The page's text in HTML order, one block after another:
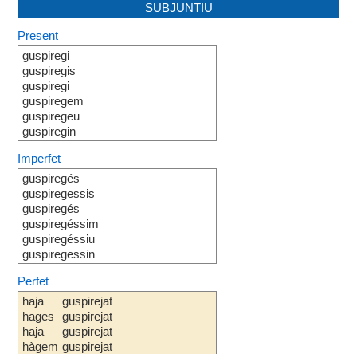
SUBJUNTIU
Present
guspiregi
guspiregis
guspiregi
guspiregem
guspiregeu
guspiregin
Imperfet
guspiregés
guspiregessis
guspiregés
guspiregéssim
guspiregéssiu
guspiregessin
Perfet
haja
hages
haja
hàgem
guspirejat
guspirejat
guspirejat
guspirejat